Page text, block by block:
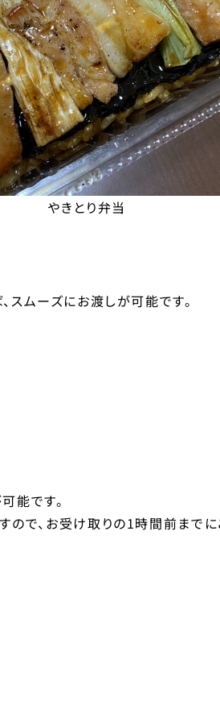
やきとり弁当
ムーズにお渡しが可能です。
能です。
ので、お受け取りの1時間前まで